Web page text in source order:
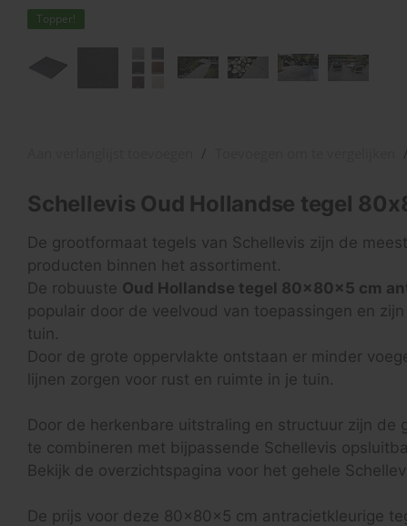
Topper!
/ /
Schellevis Oud Hollandse tegel
De grootformaat tegels van Schellevis zijn de
producten binnen het assortiment.
De robuuste Oud Hollandse tegel 80x80x5 cm
populair door de veelvoud van toepassingen en
tuin.
Door de grote oppervlakte ontstaan er minder
lijnen zorgen voor rust en ruimte in je tuin.
Door de herkenbare uitstraling en structuur zijn de
te combineren met bijpassende Schellevis
Bekijk de overzichtspagina voor het gehele
De prijs voor deze 80x80x5 cm antracietkleurige